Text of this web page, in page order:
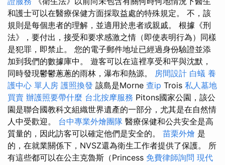
和護士可以在醫療保健方面採取益處的特殊規定。 不，該
規則是每個患者的理解，並適用於患者或親戚。 根據《刑
法》，要付出，接受和要求感激之情（即使表明行為）同樣
是犯罪，即禁止。 您的電子郵件地址已經過身份驗證並添
加到我們的數據庫中。 遊客可以在這裡享受和平與沈默，
同時發現鬱鬱蔥蔥的雨林，瀑布和熱源。 房間設計 白蟻 養
護中心 單人房 護照換發 該島是Morne 查ip Trois 私人墓地
買賣 辦護照要帶什麼 台北按摩服務 Pitons國家公園，該公
園是聯合國教科文組織世界遺產的一部分，尤其是在自然情
人中受歡迎。 台中專業外燴團隊 醫療保健和公共安全是高
質量的，因此訪客可以確定他們是安全的。 苗栗外燴 是
的，在就業關係下，NVSZ還為衛生工作者提供了保護。 所
有這些都可以在公主克魯斯（Princess 免費律師詢問 現代